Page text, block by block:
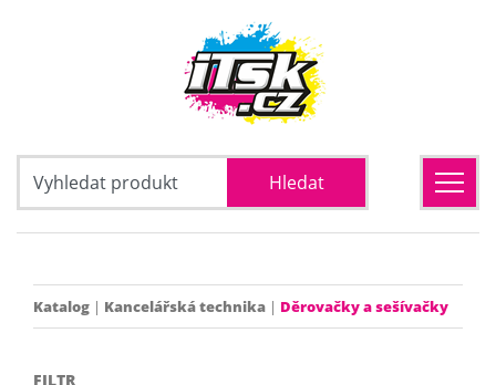
Katalog | Kancelářská technika | Děrovačky a sešívačky
FILTR